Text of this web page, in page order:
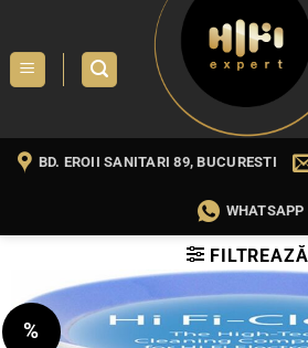
content
BD. EROII SANITARI 89, BUCURESTI
WHATSAPP
FILTREAZĂ
%